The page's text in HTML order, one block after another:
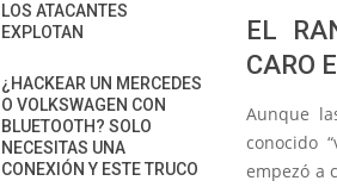
EL
CARO
Aunque
conocido
empezó a
LOS ATACANTES
EXPLOTAN
¿HACKEAR UN MERCEDES
O VOLKSWAGEN CON
BLUETOOTH? SOLO
NECESITAS UNA
CONEXIÓN Y ESTE TRUCO